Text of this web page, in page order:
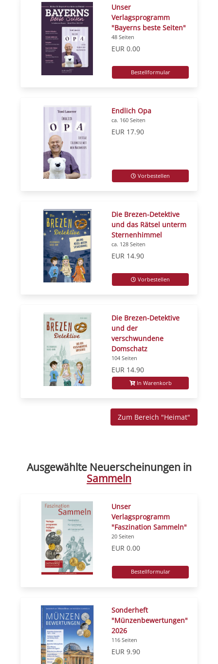
Unser
Verlagsprogramm
"Bayerns beste Seiten"
48 Seiten
EUR 0.00
Bestellformular
Endlich Opa
ca. 160 Seiten
EUR 17.90
Vorbestellen
Die Brezen-Detektive
und das Rätsel unterm
Sternenhimmel
ca. 128 Seiten
EUR 14.90
Vorbestellen
Die Brezen-Detektive
und der
verschwundene
Domschatz
104 Seiten
EUR 14.90
In Warenkorb
Zum Bereich "Heimat"
Ausgewählte Neuerscheinungen in
Sammeln
Unser
Verlagsprogramm
"Faszination Sammeln"
20 Seiten
EUR 0.00
Bestellformular
Sonderheft
"Münzenbewertungen"
2026
116 Seiten
EUR 9.90